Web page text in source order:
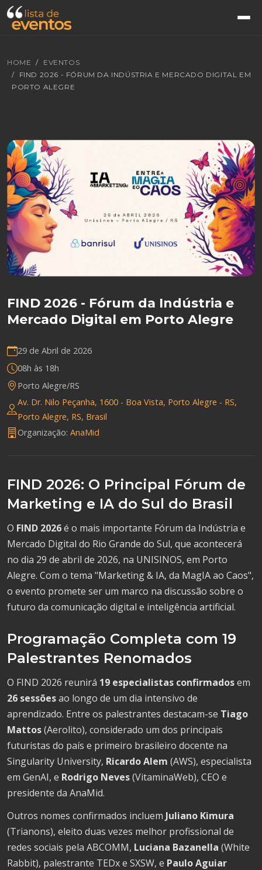
HOME
EVENTOS
FIND 2026 - FÓRUM DA INDÚSTRIA E MERCADO DIGITAL EM
PORTO ALEGRE
FIND 2026 - Fórum da Indústria e
Mercado Digital em Porto Alegre
29 de Abril de 2026
08h às 18h
Porto Alegre/RS
Av. Dr. Nilo Peçanha, 1600 - Boa Vista, Porto Alegre - RS,
Porto Alegre, RS, Brasil
Organização: AnaMid
FIND 2026: O Principal Fórum de
Marketing e IA do Sul do Brasil
O FIND 2026é o mais importante Fórum da Indústria e
Mercado Digital do Rio Grande do Sul, que acontecerá
no dia 29 de abril de 2026, na UNISINOS, em Porto
Alegre. Com o tema "Marketing & IA, da MagIA ao Caos",
o evento promete ser um marco na discussão sobre o
futuro da comunicação digital e inteligência artificial.
Programação Completa com 19
Palestrantes Renomados
O FIND 2026 reunirá 19 especialistas confirmadosem
26 sessõesao longo de um dia intensivo de
aprendizado. Entre os palestrantes destacam-se Tiago
Mattos(Aerolito), considerado um dos principais
futuristas do país e primeiro brasileiro docente na
Singularity University, Ricardo Alem (AWS), especialista
em GenAI, e Rodrigo Neves(VitaminaWeb), CEO e
presidente da AnaMid.
Outros nomes confirmados incluem Juliano Kimura
(Trianons), eleito duas vezes melhor profissional de
redes sociais pela ABCOMM, Luciana Bazanella (White
Rabbit), palestrante TEDx e SXSW, e Paulo Aguiar